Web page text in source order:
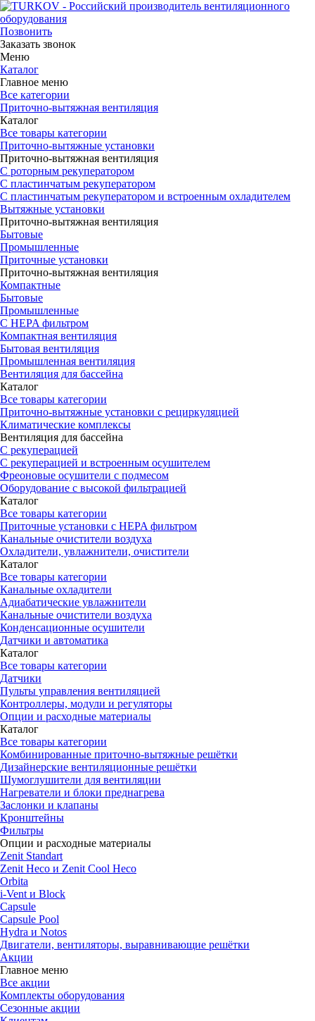
Позвонить
Заказать звонок
Меню
Каталог
Главное меню
Все категории
Приточно-вытяжная вентиляция
Каталог
Все товары категории
Приточно-вытяжные установки
Приточно-вытяжная вентиляция
С роторным рекуператором
С пластинчатым рекуператором
С пластинчатым рекуператором и встроенным охладителем
Вытяжные установки
Приточно-вытяжная вентиляция
Бытовые
Промышленные
Приточные установки
Приточно-вытяжная вентиляция
Компактные
Бытовые
Промышленные
С HEPA фильтром
Компактная вентиляция
Бытовая вентиляция
Промышленная вентиляция
Вентиляция для бассейна
Каталог
Все товары категории
Приточно-вытяжные установки с рециркуляцией
Климатические комплексы
Вентиляция для бассейна
С рекуперацией
С рекуперацией и встроенным осушителем
Фреоновые осушители с подмесом
Оборудование с высокой фильтрацией
Каталог
Все товары категории
Приточные установки c HEPA фильтром
Канальные очистители воздуха
Охладители, увлажнители, очистители
Каталог
Все товары категории
Канальные охладители
Адиабатические увлажнители
Канальные очистители воздуха
Конденсационные осушители
Датчики и автоматика
Каталог
Все товары категории
Датчики
Пульты управления вентиляцией
Контроллеры, модули и регуляторы
Опции и расходные материалы
Каталог
Все товары категории
Комбинированные приточно-вытяжные решётки
Дизайнерские вентиляционные решётки
Шумоглушители для вентиляции
Нагреватели и блоки преднагрева
Заслонки и клапаны
Кронштейны
Фильтры
Опции и расходные материалы
Zenit Standart
Zenit Heco и Zenit Cool Heco
Orbita
i-Vent и Block
Capsule
Capsule Pool
Hydra и Notos
Двигатели, вентиляторы, выравнивающие решётки
Акции
Главное меню
Все акции
Комплекты оборудования
Сезонные акции